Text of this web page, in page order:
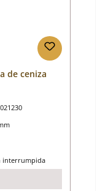
de ceniza
interrumpida